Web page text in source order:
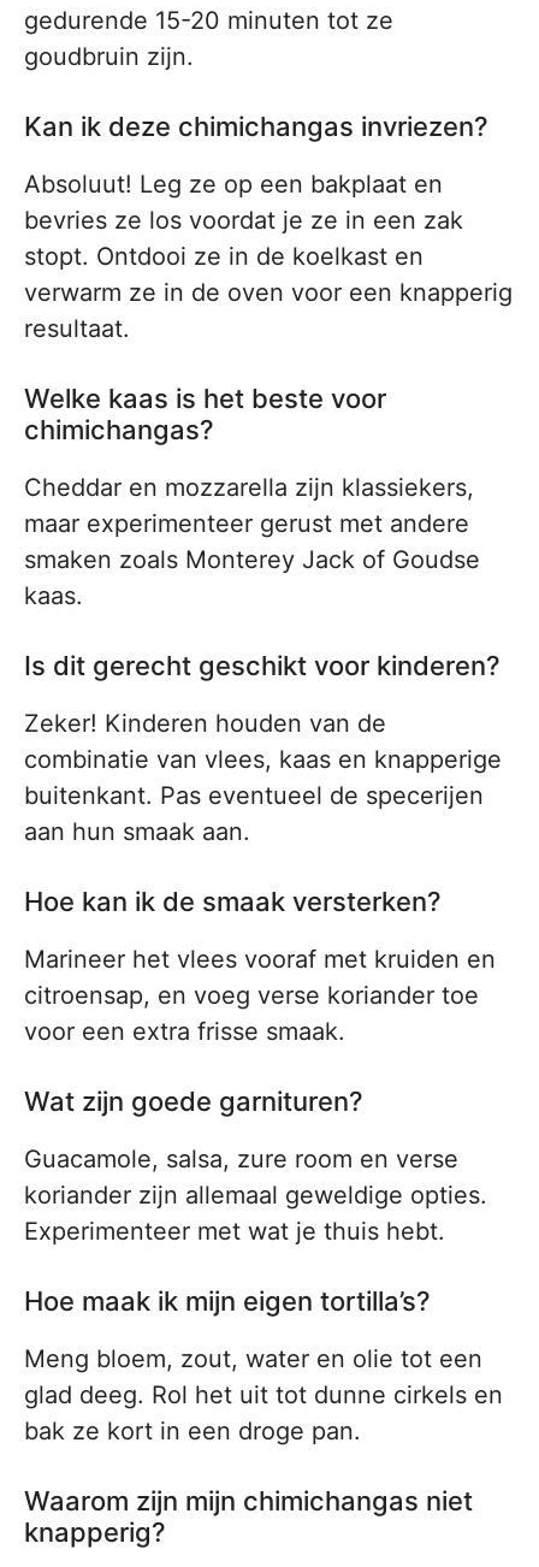
gedurende 15-20 minuten tot ze
goudbruin zijn.
Kan ik deze chimichangas invriezen?
Absoluut! Leg ze op een bakplaat en
bevries ze los voordat je ze in een zak
stopt. Ontdooi ze in de koelkast en
verwarm ze in de oven voor een knapperig
resultaat.
Welke kaas is het beste voor
chimichangas?
Cheddar en mozzarella zijn klassiekers,
maar experimenteer gerust met andere
smaken zoals Monterey Jack of Goudse
kaas.
Is dit gerecht geschikt voor kinderen?
Zeker! Kinderen houden van de
combinatie van vlees, kaas en knapperige
buitenkant. Pas eventueel de specerijen
aan hun smaak aan.
Hoe kan ik de smaak versterken?
Marineer het vlees vooraf met kruiden en
citroensap, en voeg verse koriander toe
voor een extra frisse smaak.
Wat zijn goede garnituren?
Guacamole, salsa, zure room en verse
koriander zijn allemaal geweldige opties.
Experimenteer met wat je thuis hebt.
Hoe maak ik mijn eigen tortilla’s?
Meng bloem, zout, water en olie tot een
glad deeg. Rol het uit tot dunne cirkels en
bak ze kort in een droge pan.
Waarom zijn mijn chimichangas niet
knapperig?